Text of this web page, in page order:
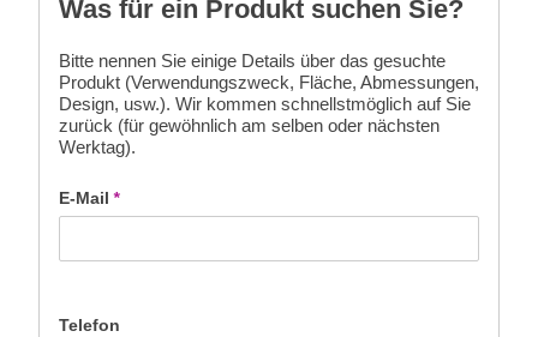
Was für ein Produkt suchen Sie?
Bitte nennen Sie einige Details über das gesuchte
Produkt (Verwendungszweck, Fläche, Abmessungen,
Design, usw.). Wir kommen schnellstmöglich auf Sie
zurück (für gewöhnlich am selben oder nächsten
Werktag).
E-Mail *
Telefon